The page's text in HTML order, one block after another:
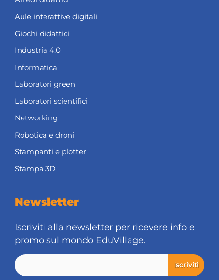
Aule interattive digitali
Giochi didattici
Industria 4.0
Informatica
Laboratori green
Laboratori scientifici
Networking
Robotica e droni
Stampanti e plotter
Stampa 3D
Newsletter
Iscriviti alla newsletter per ricevere info e
promo sul mondo EduVillage.